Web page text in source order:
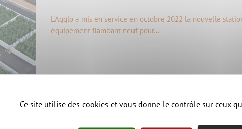
L‘Agglo a mis en service en octobre 2022 la nouvelle
équipement flambant neuf pour…
Cycle de l’eau
Ce site utilise des cookies et vous donne le contrôle sur ceux